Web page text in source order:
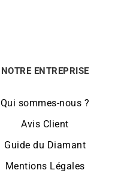
NOTRE ENTREPRISE
Qui sommes-nous ?
Avis Client
Guide du Diamant
Mentions Légales